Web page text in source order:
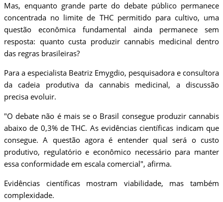
Mas, enquanto grande parte do debate público permanece
concentrada no limite de THC permitido para cultivo, uma
questão econômica fundamental ainda permanece sem
resposta: quanto custa produzir cannabis medicinal dentro
das regras brasileiras?
Para a especialista Beatriz Emygdio, pesquisadora e consultora
da cadeia produtiva da cannabis medicinal, a discussão
precisa evoluir.
"O debate não é mais se o Brasil consegue produzir cannabis
abaixo de 0,3% de THC. As evidências científicas indicam que
consegue. A questão agora é entender qual será o custo
produtivo, regulatório e econômico necessário para manter
essa conformidade em escala comercial", afirma.
Evidências científicas mostram viabilidade, mas também
complexidade.